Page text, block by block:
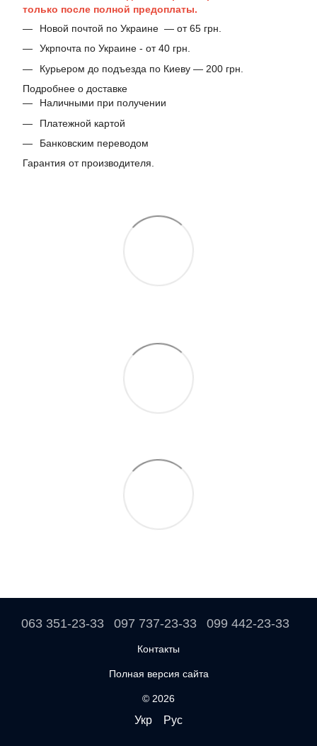
только после полной предоплаты.
Новой почтой по Украине — от 65 грн.
Укрпочта по Украине - от 40 грн.
Курьером до подъезда по Киеву — 200 грн.
Подробнее о доставке
Наличными при получении
Платежной картой
Банковским переводом
Гарантия от производителя.
063 351-23-33 097 737-23-33 099 442-23-33
Контакты
Полная версия сайта
© 2026
Укр Рус